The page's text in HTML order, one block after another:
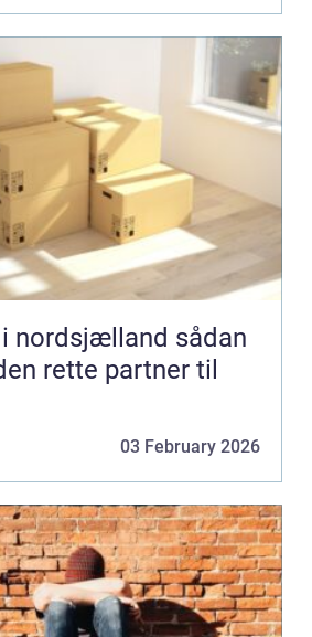
sådan
rette partner til
03 February 2026